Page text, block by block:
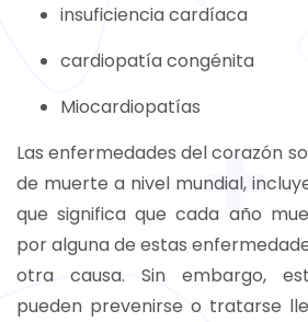
insuficiencia cardíaca
cardiopatía congénita
Miocardiopatías
Las enfermedades del corazón
de muerte a nivel mundial,
que significa que cada año
por alguna de estas
otra causa. Sin embargo,
pueden prevenirse o tratarse